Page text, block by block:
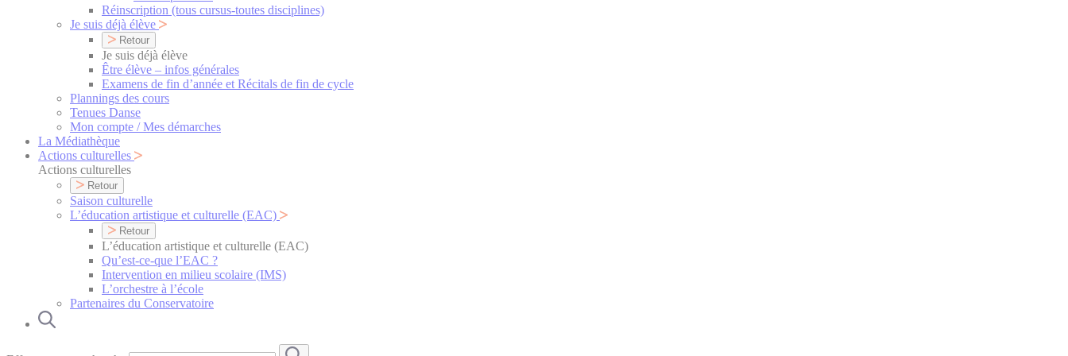
Réinscription (tous cursus-toutes disciplines)
Je suis déjà élève
Retour
Je suis déjà élève
Être élève – infos générales
Examens de fin d’année et Récitals de fin de cycle
Plannings des cours
Tenues Danse
Mon compte / Mes démarches
La Médiathèque
Actions culturelles
Actions culturelles
Retour
Saison culturelle
L’éducation artistique et culturelle (EAC)
Retour
L’éducation artistique et culturelle (EAC)
Qu’est-ce-que l’EAC ?
Intervention en milieu scolaire (IMS)
L’orchestre à l’école
Partenaires du Conservatoire